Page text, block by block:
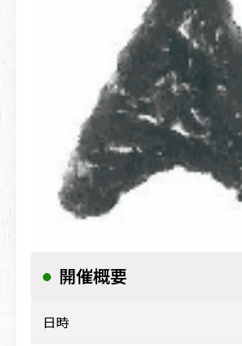
石器作り体験教室
※マスク持参、長そで・長ズボン・靴着用（サ
開催概要
日時